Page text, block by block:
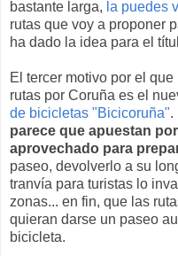
bastante larga, la puedes
rutas que voy a proponer
ha dado la idea para el
El tercer motivo por el
rutas por Coruña es el
de bicicletas "Bicicoruña".
parece que apuestan
aprovechado para
paseo, devolverlo a su
tranvía para turistas lo
zonas... en fin, que las
quieran darse un paseo
bicicleta.